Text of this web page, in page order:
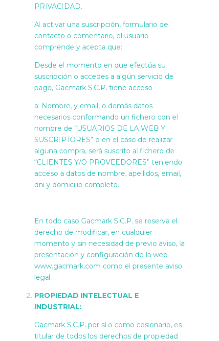
PRIVACIDAD.
Al activar una suscripción, formulario de
contacto o comentario, el usuario
comprende y acepta que:
Desde el momento en que efectúa su
suscripción o accedes a algún servicio de
pago, Gacmark S.C.P. tiene acceso
a: Nombre, y email, o demás datos
necesarios conformando un fichero con el
nombre de “USUARIOS DE LA WEB Y
SUSCRIPTORES” o en el caso de realizar
alguna compra, será suscrito al fichero de
“CLIENTES Y/O PROVEEDORES” teniendo
acceso a datos de nombre, apellidos, email,
dni y domicilio completo.
En todo caso Gacmark S.C.P. se reserva el
derecho de modificar, en cualquier
momento y sin necesidad de previo aviso, la
presentación y configuración de la web
www.gacmark.com como el presente aviso
legal.
PROPIEDAD INTELECTUAL E
INDUSTRIAL:
Gacmark S.C.P. por sí o como cesionario, es
titular de todos los derechos de propiedad